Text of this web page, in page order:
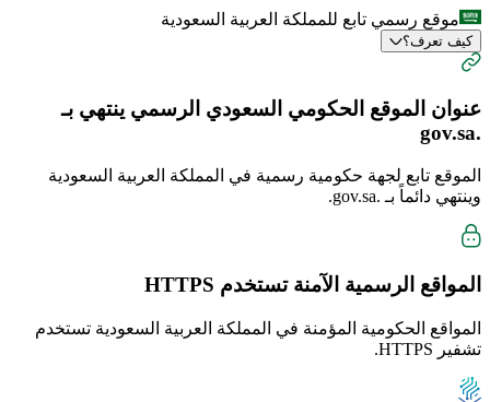
موقع رسمي تابع للمملكة العربية السعودية
كيف تعرف؟
عنوان الموقع الحكومي السعودي الرسمي ينتهي بـ
.gov.sa
الموقع تابع لجهة حكومية رسمية في المملكة العربية السعودية
وينتهي دائماً بـ .gov.sa
.
المواقع الرسمية الآمنة تستخدم HTTPS
المواقع الحكومية المؤمنة في المملكة العربية السعودية تستخدم
تشفير HTTPS.